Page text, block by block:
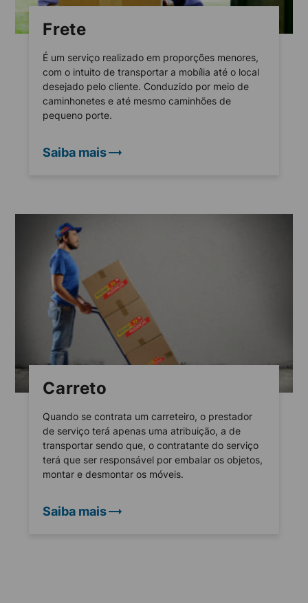
Frete
É um serviço realizado em proporções menores,
com o intuito de transportar a mobília até o local
desejado pelo cliente. Conduzido por meio de
caminhonetes e até mesmo caminhões de
pequeno porte.
Saiba mais
Carreto
Quando se contrata um carreteiro, o prestador
de serviço terá apenas uma atribuição, a de
transportar sendo que, o contratante do serviço
terá que ser responsável por embalar os objetos,
montar e desmontar os móveis.
Saiba mais